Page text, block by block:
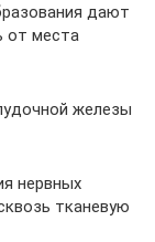
дают
от места
железы
нервных
тканевую